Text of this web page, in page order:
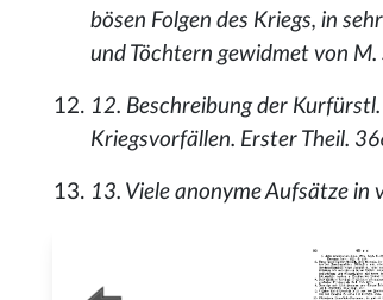
bösen Folgen des Kriegs, in
und Töchtern gewidmet von M.
12. Beschreibung der
Kriegsvorfällen. Erster Theil.
13. Viele anonyme Aufsätze in